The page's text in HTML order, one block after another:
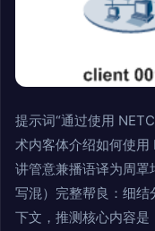
提示词“通过使用
术内客体介绍如何使
讲管意兼播语译为周
写混）完整帮良：细结
下文，推测核心内容是